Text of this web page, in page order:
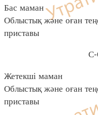
Бас маман
Облыстық және оған
приставы
Жетекші маман
Облыстық және оған
приставы